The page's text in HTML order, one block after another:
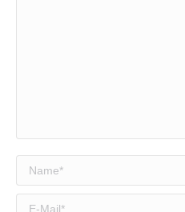
Name *
E-Mail *